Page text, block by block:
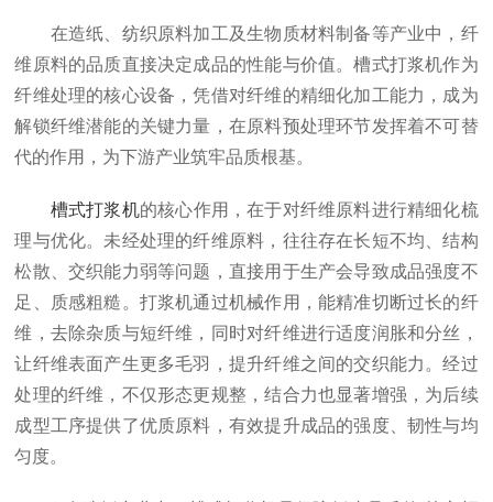
在造纸、纺织原料加工及生物质材料制备等产业中，纤
维原料的品质直接决定成品的性能与价值。槽式打浆机作为
纤维处理的核心设备，凭借对纤维的精细化加工能力，成为
解锁纤维潜能的关键力量，在原料预处理环节发挥着不可替
代的作用，为下游产业筑牢品质根基。
槽式打浆机的核心作用，在于对纤维原料进行精细化梳
理与优化。未经处理的纤维原料，往往存在长短不均、结构
松散、交织能力弱等问题，直接用于生产会导致成品强度不
足、质感粗糙。打浆机通过机械作用，能精准切断过长的纤
维，去除杂质与短纤维，同时对纤维进行适度润胀和分丝，
让纤维表面产生更多毛羽，提升纤维之间的交织能力。经过
处理的纤维，不仅形态更规整，结合力也显著增强，为后续
成型工序提供了优质原料，有效提升成品的强度、韧性与均
匀度。